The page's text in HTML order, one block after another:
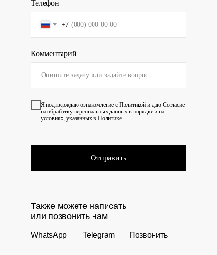
Телефон
+7
Комментарий
Я подтверждаю ознакомление с Политикой и даю Согласие
на обработку персональных данных в порядке и на
условиях, указанных в Политике
Отправить
Позвонить
Telegram
WhatsApp
Также можете написать
или позвонить нам